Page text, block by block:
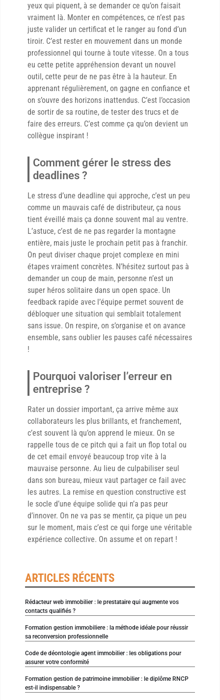
yeux qui piquent, à se demander ce qu’on faisait
vraiment là. Monter en compétences, ce n’est pas
juste valider un certificat et le ranger au fond d’un
tiroir. C’est rester en mouvement dans un monde
professionnel qui tourne à toute vitesse. On a tous
eu cette petite appréhension devant un nouvel
outil, cette peur de ne pas être à la hauteur. En
apprenant régulièrement, on gagne en confiance et
on s’ouvre des horizons inattendus. C’est l’occasion
de sortir de sa routine, de tester des trucs et de
faire des erreurs. C’est comme ça qu’on devient un
collègue inspirant !
Comment gérer le stress des
deadlines ?
Le stress d’une deadline qui approche, c’est un peu
comme un mauvais café de distributeur, ça nous
tient éveillé mais ça donne souvent mal au ventre.
L’astuce, c’est de ne pas regarder la montagne
entière, mais juste le prochain petit pas à franchir.
On peut diviser chaque projet complexe en mini
étapes vraiment concrètes. N’hésitez surtout pas à
demander un coup de main, personne n’est un
super héros solitaire dans un open space. Un
feedback rapide avec l’équipe permet souvent de
débloquer une situation qui semblait totalement
sans issue. On respire, on s’organise et on avance
ensemble, sans oublier les pauses café nécessaires
!
Pourquoi valoriser l’erreur en
entreprise ?
Rater un dossier important, ça arrive même aux
collaborateurs les plus brillants, et franchement,
c’est souvent là qu’on apprend le mieux. On se
rappelle tous de ce pitch qui a fait un flop total ou
de cet email envoyé beaucoup trop vite à la
mauvaise personne. Au lieu de culpabiliser seul
dans son bureau, mieux vaut partager ce fail avec
les autres. La remise en question constructive est
le socle d’une équipe solide qui n’a pas peur
d’innover. On ne va pas se mentir, ça pique un peu
sur le moment, mais c’est ce qui forge une véritable
expérience collective. On assume et on repart !
ARTICLES RÉCENTS
Rédacteur web immobilier : le prestataire qui augmente vos
contacts qualifiés ?
Formation gestion immobiliere : la méthode idéale pour réussir
sa reconversion professionnelle
Code de déontologie agent immobilier : les obligations pour
assurer votre conformité
Formation gestion de patrimoine immobilier : le diplôme RNCP
est-il indispensable ?